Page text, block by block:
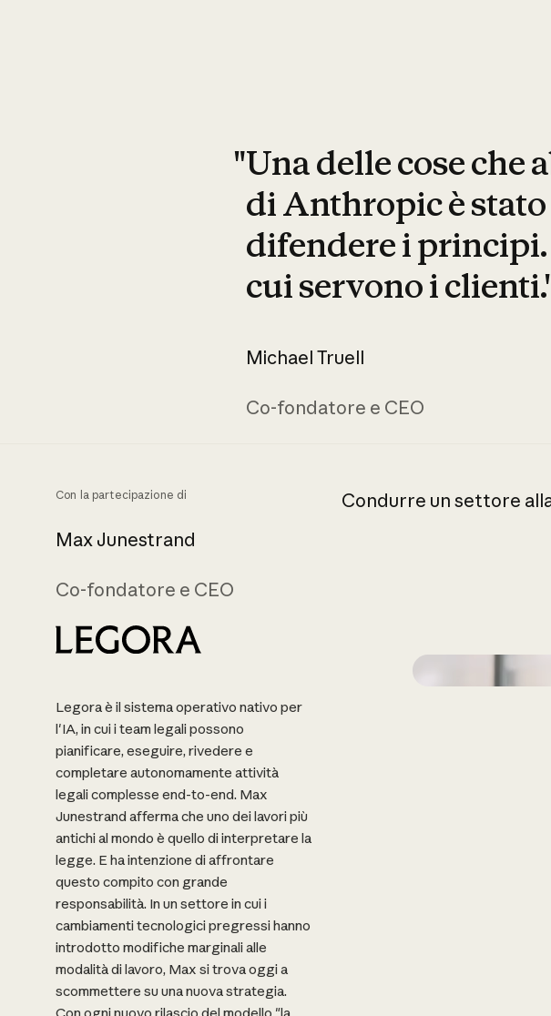
"Una delle cose che
di Anthropic è
difendere i principi.
cui servono i
Michael Truell
Co-fondatore e CEO
Con la partecipazione di
Max Junestrand
Co-fondatore e CEO
Condurre un settore
Legora è il sistema operativo nativo per
l'IA, in cui i team legali possono
pianificare, eseguire, rivedere e
completare autonomamente attività
legali complesse end-to-end. Max
Junestrand afferma che uno dei lavori più
antichi al mondo è quello di interpretare la
legge. E ha intenzione di affrontare
questo compito con grande
responsabilità. In un settore in cui i
cambiamenti tecnologici pregressi hanno
introdotto modifiche marginali alle
modalità di lavoro, Max si trova oggi a
scommettere su una nuova strategia.